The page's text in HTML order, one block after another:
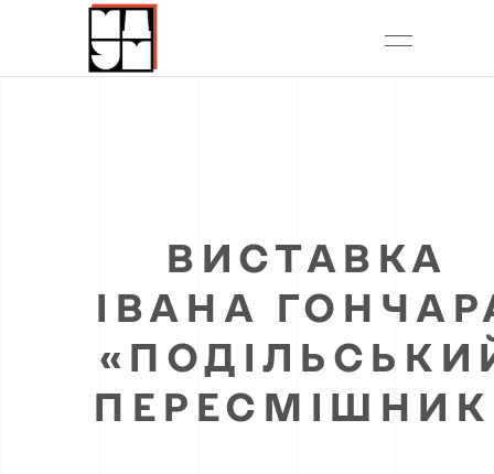
ВИСТАВКА
ІВАНА